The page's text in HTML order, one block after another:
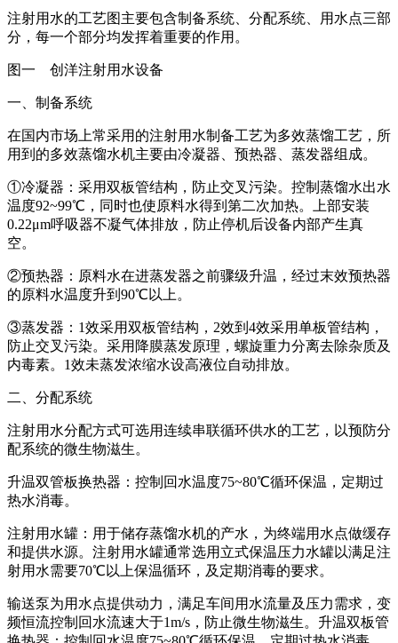
注射用水的工艺图主要包含制备系统、分配系统、用水点三部
分，每一个部分均发挥着重要的作用。
图一 创洋注射用水设备
一、制备系统
在国内市场上常采用的注射用水制备工艺为多效蒸馏工艺，所
用到的多效蒸馏水机主要由冷凝器、预热器、蒸发器组成。
①冷凝器：采用双板管结构，防止交叉污染。控制蒸馏水出水
温度92~99℃，同时也使原料水得到第二次加热。上部安装
0.22μm呼吸器不凝气体排放，防止停机后设备内部产生真
空。
②预热器：原料水在进蒸发器之前骤级升温，经过末效预热器
的原料水温度升到90℃以上。
③蒸发器：1效采用双板管结构，2效到4效采用单板管结构，
防止交叉污染。采用降膜蒸发原理，螺旋重力分离去除杂质及
内毒素。1效未蒸发浓缩水设高液位自动排放。
二、分配系统
注射用水分配方式可选用连续串联循环供水的工艺，以预防分
配系统的微生物滋生。
升温双管板换热器：控制回水温度75~80℃循环保温，定期过
热水消毒。
注射用水罐：用于储存蒸馏水机的产水，为终端用水点做缓存
和提供水源。注射用水罐通常选用立式保温压力水罐以满足注
射用水需要70℃以上保温循环，及定期消毒的要求。
输送泵为用水点提供动力，满足车间用水流量及压力需求，变
频恒流控制回水流速大于1m/s，防止微生物滋生。升温双板管